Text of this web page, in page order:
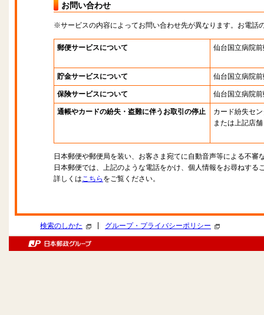
お問い合わせ
※サービスの内容によってお問い合わせ先が異なります。お電話
郵便サービスについて 仙台国立病院
貯金サービスについて 仙台国立病院
保険サービスについて 仙台国立病院
通帳やカードの紛失・盗難に伴うお取引の停止
カード紛失セ
または上記店舗
日本郵便や郵便局を装い、お客さま宛てに自動音声等による不審
日本郵便では、上記のような電話をかけ、個人情報をお尋ねする
詳しくはこちら をご覧ください。
検索のしかた グループ・プライバシーポリシー